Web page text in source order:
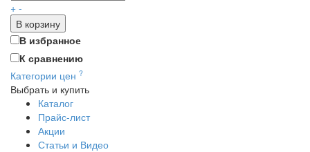
+ -
В корзину
В избранное
К сравнению
Категории цен ?
Выбрать и купить
Каталог
Прайс-лист
Акции
Статьи и Видео